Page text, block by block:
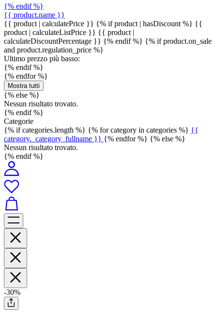
{% endif %}
{{ product.name }}
{{ product | calculatePrice }} {% if product | hasDiscount %} {{
product | calculateListPrice }} {{ product |
calculateDiscountPercentage }} {% endif %} {% if product.on_sale
and product.regulation_price %}
Ultimo prezzo più basso:
{% endif %}
{% endfor %}
Mostra tutti
{% else %}
Nessun risultato trovato.
{% endif %}
Categorie
{% if categories.length %} {% for category in categories %} {{
category._category_fullname }} {% endfor %} {% else %}
Nessun risultato trovato.
{% endif %}
-30%